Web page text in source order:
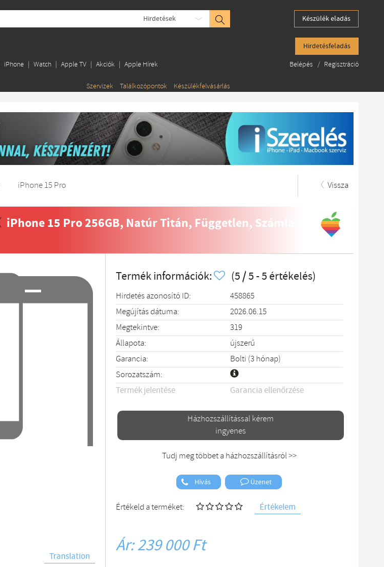
Hirdetések Készülék eladás
Hirdetésfeladás
iPhone Watch Apple TV Akciók Apple Hírek
Szervizek Találkozópontok Készülékfelvásárlás
Belépés / Regisztráció
iPhone 15 Pro Vissza
iPhone 15 Pro 256GB, Natúr Titán, Független, Számla, 2
Translation
Termék információk: (5 / 5 - 5 értékelés)
Hirdetés azonosító ID:
458865
Megújítás dátuma:
2026.06.15
Megtekintve:
319
Állapota:
újszerű
Garancia:
Bolti (3 hónap)
Sorozatszám:
Termék jelentése
Garancia ellenőrzése
Házhozszállítással kérem
ingyenes
Tudj meg többet a házhozszállításról >>
Hívás Üzenet
Értékeld a terméket: Értékelem
Ár: 239 000 Ft